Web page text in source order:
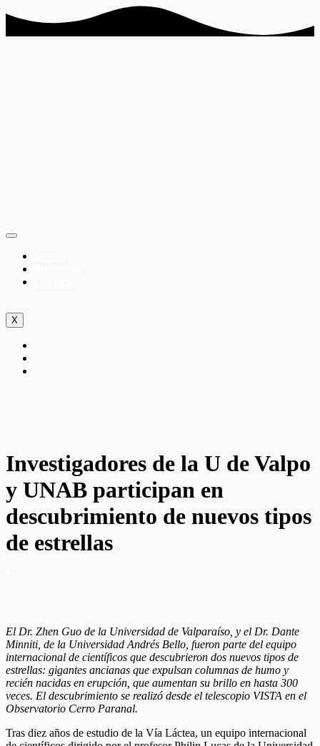
X
Investigadores de la U de Valpo
y UNAB participan en
descubrimiento de nuevos tipos
de estrellas
El Dr. Zhen Guo de la Universidad de Valparaíso, y el Dr. Dante
Minniti, de la Universidad Andrés Bello, fueron parte del equipo
internacional de científicos que descubrieron dos nuevos tipos de
estrellas: gigantes ancianas que expulsan columnas de humo y
recién nacidas en erupción, que aumentan su brillo en hasta 300
veces. El descubrimiento se realizó desde el telescopio VISTA en el
Observatorio Cerro Paranal.
Tras diez años de estudio de la Vía Láctea, un equipo internacional